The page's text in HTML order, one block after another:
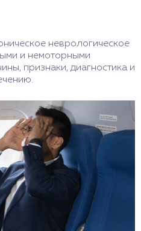
неврологическое
и немоторными
признаки, диагностика и